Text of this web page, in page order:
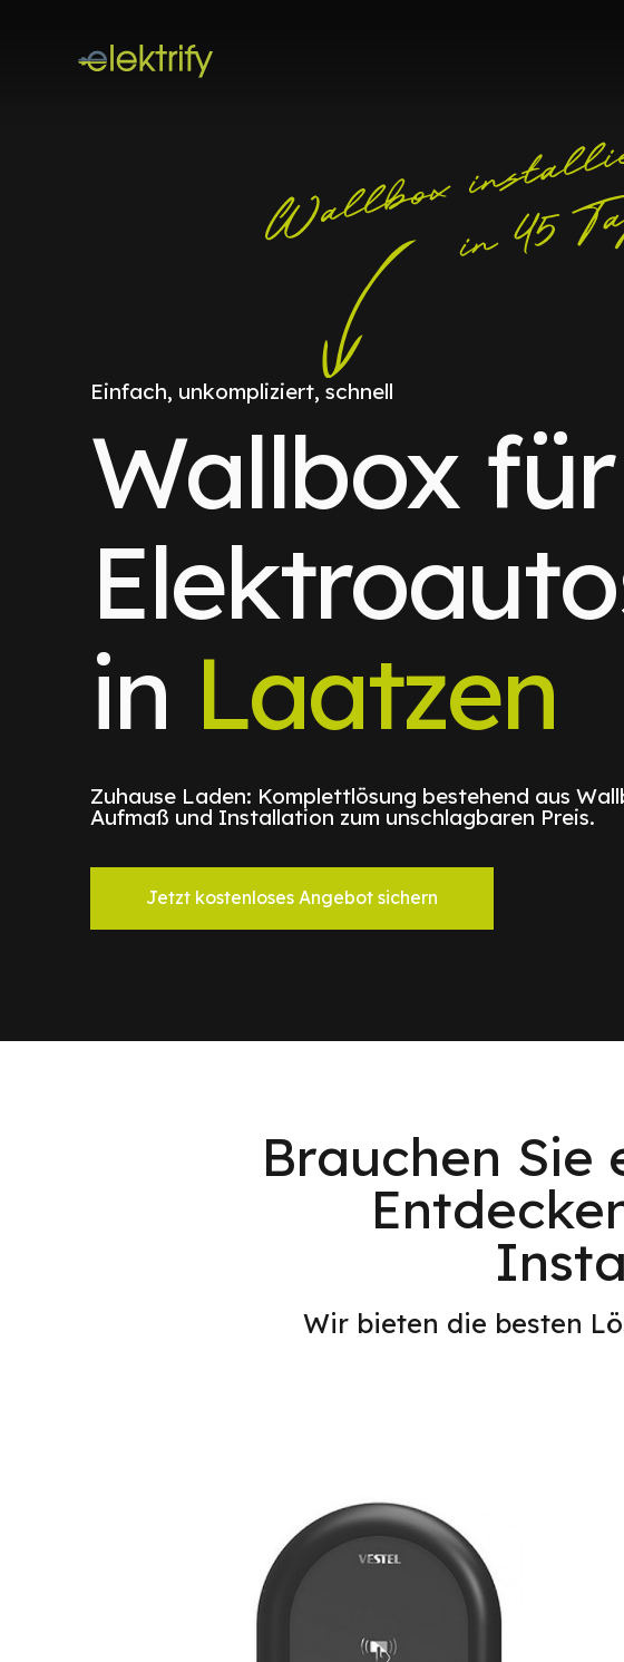
Einfach, unkompliziert, schnell
Wallbox für
in Laatzen
Zuhause Laden: Komplettlösung bestehend aus
Aufmaß und Installation zum unschlagbaren Preis.
Jetzt kostenloses Angebot sichern
Brauchen Sie
Wir bieten die besten